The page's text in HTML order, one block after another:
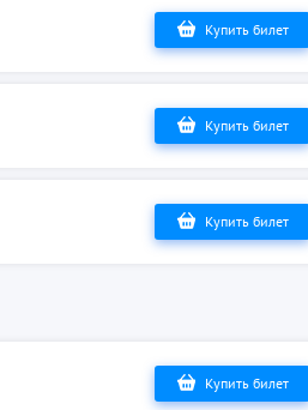
Купить билет
Купить билет
Купить билет
Купить билет